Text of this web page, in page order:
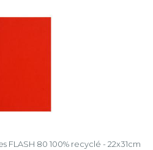
FLASH 80 100% recyclé - 22x31cm